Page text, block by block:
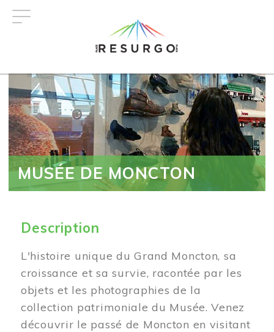
MUSÉE DE MONCTON
Description
L'histoire unique du Grand Moncton, sa
croissance et sa survie, racontée par les
objets et les photographies de la
collection patrimoniale du Musée. Venez
découvrir le passé de Moncton en visitant